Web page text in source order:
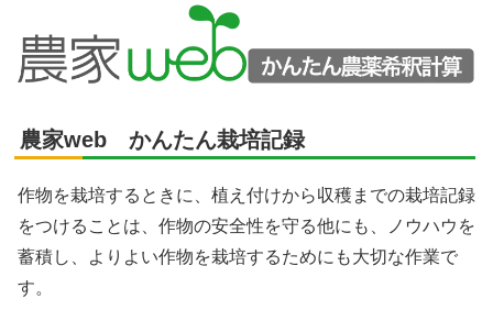
農家web かんたん栽培記録
作物を栽培するときに、植え付けから収穫までの栽培記録
をつけることは、作物の安全性を守る他にも、ノウハウを
蓄積し、よりよい作物を栽培するためにも大切な作業で
す。